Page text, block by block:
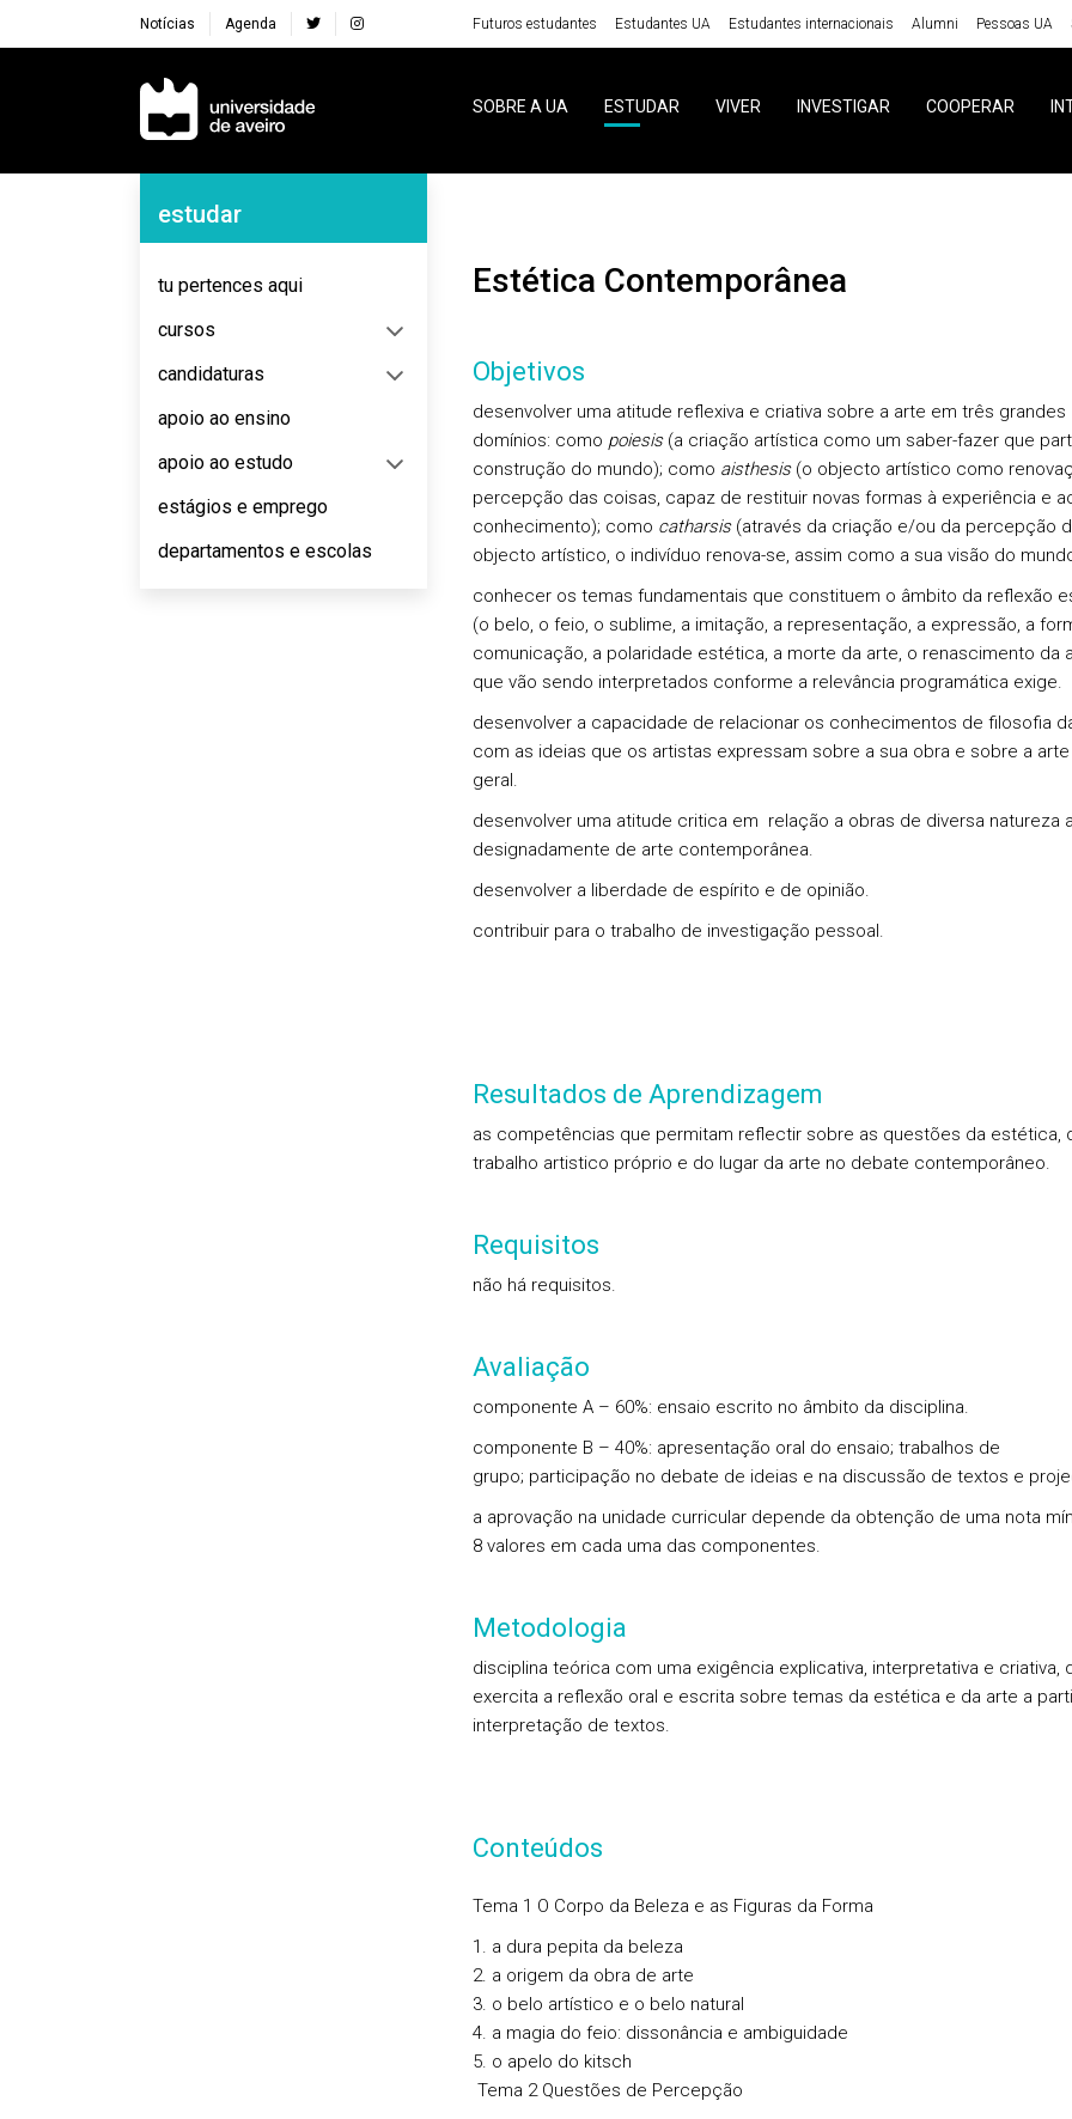
Notícias Agenda Futuros estudantes Estudantes UA Estudantes internacionais Alumni Pessoas UA
Navegação Principal
SOBRE A UA ESTUDAR VIVER INVESTIGAR COOPERAR
Navegação Lateral
estudar
tu pertences aqui
cursos
candidaturas
apoio ao ensino
apoio ao estudo
estágios e emprego
departamentos e escolas
Estética Contemporânea
Objetivos
desenvolver uma atitude reflexiva e criativa sobre a arte em três grandes
domínios: como poiesis(a criação artística como um saber-fazer que
construção do mundo); como aisthesis(o objecto artístico como
percepção das coisas, capaz de restituir novas formas à experiência e
conhecimento); como catharsis(através da criação e/ou da percepção
objecto artístico, o indivíduo renova-se, assim como a sua visão do
conhecer os temas fundamentais que constituem o âmbito da reflexão
(o belo, o feio, o sublime, a imitação, a representação, a expressão, a
comunicação, a polaridade estética, a morte da arte, o renascimento da
que vão sendo interpretados conforme a relevância programática exige.
desenvolver a capacidade de relacionar os conhecimentos de filosofia
com as ideias que os artistas expressam sobre a sua obra e sobre a
geral.
desenvolver uma atitude critica em relação a obras de diversa natureza
designadamente de arte contemporânea.
desenvolver a liberdade de espírito e de opinião.
contribuir para o trabalho de investigação pessoal.
Resultados de Aprendizagem
as competências que permitam reflectir sobre as questões da estética,
trabalho artistico próprio e do lugar da arte no debate contemporâneo.
Requisitos
não há requisitos.
Avaliação
componente A – 60%: ensaio escrito no âmbito da disciplina.
componente B – 40%: apresentação oral do ensaio; trabalhos de
grupo; participação no debate de ideias e na discussão de textos e
a aprovação na unidade curricular depende da obtenção de uma nota
8 valores em cada uma das componentes.
Metodologia
disciplina teórica com uma exigência explicativa, interpretativa e criativa,
exercita a reflexão oral e escrita sobre temas da estética e da arte a
interpretação de textos.
Conteúdos
Tema 1 O Corpo da Beleza e as Figuras da Forma
a dura pepita da beleza
a origem da obra de arte
o belo artístico e o belo natural
a magia do feio: dissonância e ambiguidade
o apelo do kitsch
Tema 2 Questões de Percepção